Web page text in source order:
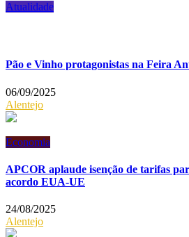
Atualidade
Pão e Vinho protagonistas na Feira
06/09/2025
Alentejo
Economia
APCOR aplaude isenção de tarifas
acordo EUA-UE
24/08/2025
Alentejo